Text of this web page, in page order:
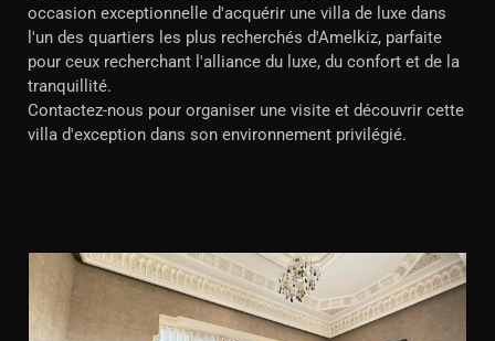
occasion exceptionnelle d'acquérir une villa de luxe dans
l'un des quartiers les plus recherchés d'Amelkiz, parfaite
pour ceux recherchant l'alliance du luxe, du confort et de la
tranquillité.
Contactez-nous pour organiser une visite et découvrir cette
villa d'exception dans son environnement privilégié.